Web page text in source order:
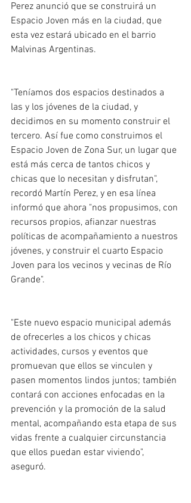
Perez anunció que se construirá un
Espacio Joven más en la ciudad, que
esta vez estará ubicado en el barrio
Malvinas Argentinas.
"Teníamos dos espacios destinados a
las y los jóvenes de la ciudad, y
decidimos en su momento construir el
tercero. Así fue como construimos el
Espacio Joven de Zona Sur, un lugar que
está más cerca de tantos chicos y
chicas que lo necesitan y disfrutan",
recordó Martín Perez, y en esa línea
informó que ahora "nos propusimos, con
recursos propios, afianzar nuestras
políticas de acompañamiento a nuestros
jóvenes, y construir el cuarto Espacio
Joven para los vecinos y vecinas de Río
Grande".
"Este nuevo espacio municipal además
de ofrecerles a los chicos y chicas
actividades, cursos y eventos que
promuevan que ellos se vinculen y
pasen momentos lindos juntos; también
contará con acciones enfocadas en la
prevención y la promoción de la salud
mental, acompañando esta etapa de sus
vidas frente a cualquier circunstancia
que ellos puedan estar viviendo",
aseguró.